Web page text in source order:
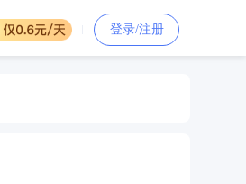
登录/注册